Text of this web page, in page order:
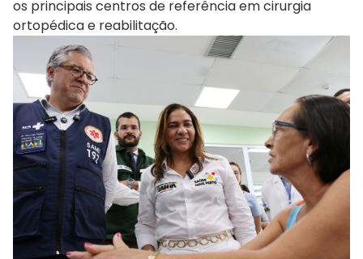
os principais centros de referência em cirurgia
ortopédica e reabilitação.